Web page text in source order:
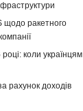
щодо ракетного
коли українцям
рахунок доходів